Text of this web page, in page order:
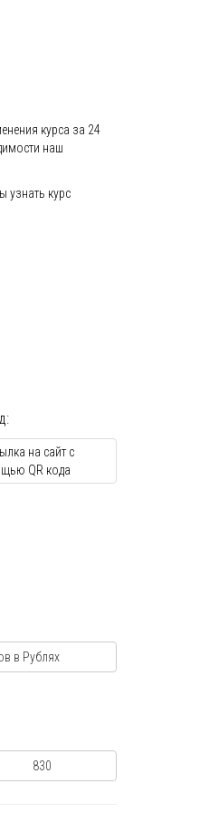
курса за 24
наш
узнать курс
в Рублях
830